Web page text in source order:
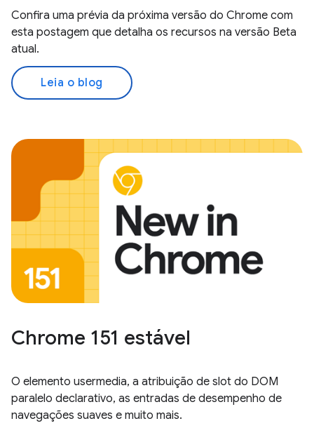
Confira uma prévia da próxima versão do Chrome com
esta postagem que detalha os recursos na versão Beta
atual.
Leia o blog
Chrome 151 estável
O elemento usermedia, a atribuição de slot do DOM
paralelo declarativo, as entradas de desempenho de
navegações suaves e muito mais.